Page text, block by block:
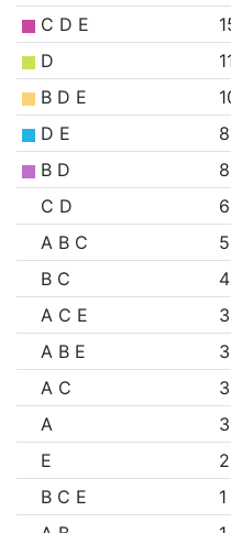
C D E
D
B D E
D E
8
B D
8
C D
6
A B C
5
B C
4
A C E
3
A B E
3
A C
3
A
3
E
2
B C E
1